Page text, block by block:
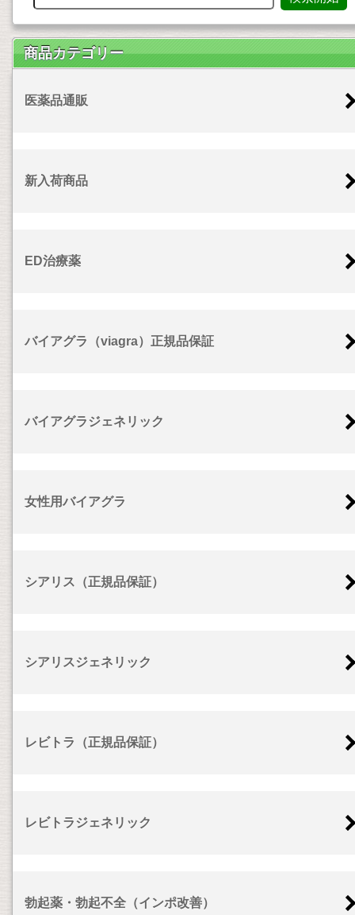
商品カテゴリー
医薬品通販
新入荷商品
ED治療薬
バイアグラ（viagra）正規品保証
バイアグラジェネリック
女性用バイアグラ
シアリス（正規品保証）
シアリスジェネリック
レビトラ（正規品保証）
レビトラジェネリック
勃起薬・勃起不全（インポ改善）